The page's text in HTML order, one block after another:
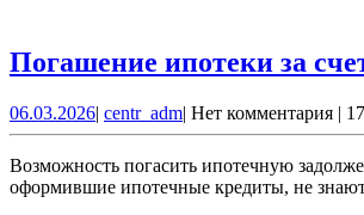
Погашение ипотеки за
06.03.202606.03.2026
| centr_admcentr_adm
| Нет комментария |
Возможность погасить ипотечную задолженность с помощью государственного компенсационного фонда: легко ли обойтись без содействия юриста? До сей поры многие россияне,
оформившие ипотечные кредиты, не